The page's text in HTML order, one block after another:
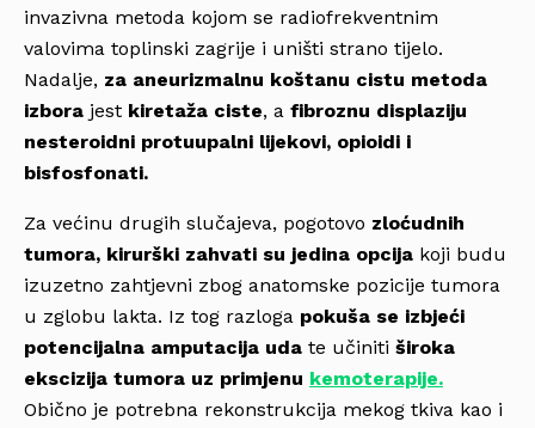
invazivna metoda kojom se radiofrekventnim
valovima toplinski zagrije i uništi strano tijelo.
Nadalje, za aneurizmalnu koštanu cistu metoda
izbora jest kiretaža ciste, a fibroznu displaziju
nesteroidni protuupalni lijekovi, opioidi i
bisfosfonati.
Za većinu drugih slučajeva, pogotovo zloćudnih
tumora, kirurški zahvati su jedina opcija koji budu
izuzetno zahtjevni zbog anatomske pozicije tumora
u zglobu lakta. Iz tog razloga pokuša se izbjeći
potencijalna amputacija uda te učiniti široka
ekscizija tumora uz primjenu kemoterapije.
Obično je potrebna rekonstrukcija mekog tkiva kao i